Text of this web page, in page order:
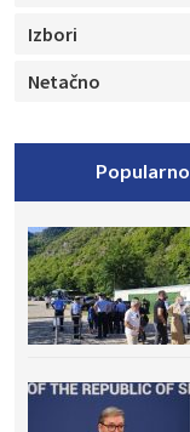
Izbori
Netačno
Popularno